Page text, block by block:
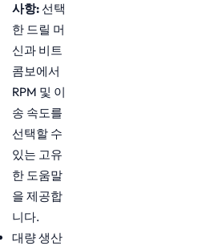
사항:선택
한 드릴 머
신과 비트
콤보에서
RPM 및 이
송 속도를
선택할 수
있는 고유
한 도움말
을 제공합
니다.
대량 생산